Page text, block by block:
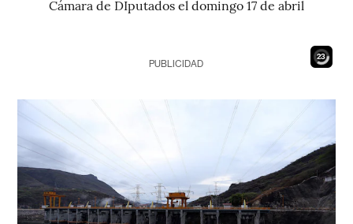
Cámara de DIputados el domingo 17 de abril
21
PUBLICIDAD